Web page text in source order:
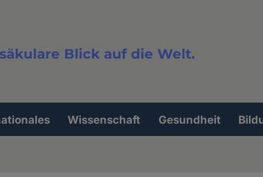
Blick auf die Welt.
Wissenschaft Gesundheit